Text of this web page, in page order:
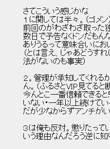
さてこういう感じかな
１に関しては半々。（ゴメン）
前回のがわざわざ取った
数日で予告なくドンだもん
ありうるって意味合いに
（とは言え、じゃあどうす
法がないのも事実）
２。管理が承知してくれる
ん。（ふるさとVIP見てると
今んとこ一番信頼できると
いない・一年以上続けてい
だが少なからずアンチが
３は俺も反対。懲りたって
いう理由なんだろう逆に知